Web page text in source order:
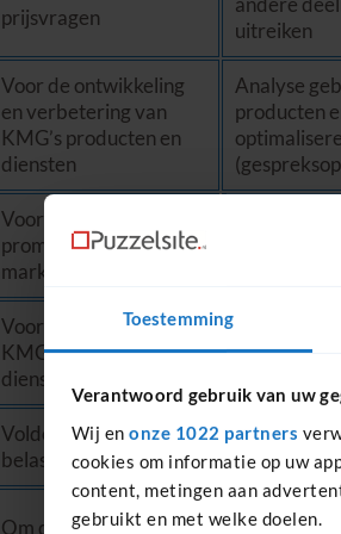
Toestemming
Verantwoord gebruik van uw
Wij en onze 1022 partners
cookies om informatie op uw
content, metingen aan
gebruikt en met welke doelen.
prijsvragen
uitreiken
Voor de ontwikkeling
en verbetering van
KMG’s producten en
diensten
Analyse
producten
Voor relatiebeheer en
promotie- en
marketingdoeleinden
Voor personalisatie van
KMG’s producten en
diensten
Voldoen aan
belastingverplichtingen
Om te
Om de positie van